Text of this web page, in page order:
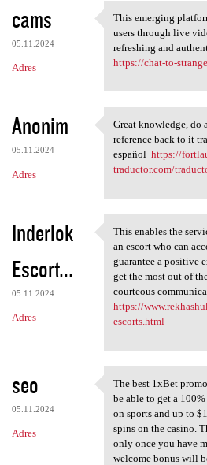
cams
05.11.2024
Adres
This emerging
This emerging
users through live
refreshing and
https://chat-to-
Anonim
05.11.2024
Adres
Great
Great knowledge, do
reference back to it
español https://
traductor.com/
Inderlok
Escort...
05.11.2024
Adres
This enables the
This enables the
an escort who can
guarantee a positive
get the most out of
courteous
https://
escorts.html
seo
05.11.2024
Adres
The best 1xBet
The best 1xBet
be able to get a
on sports and up to
spins on the casino.
only once you have
welcome bonus will